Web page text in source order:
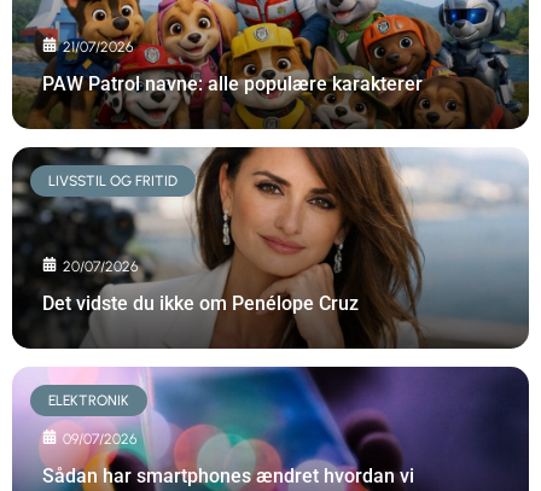
21/07/2026
PAW Patrol navne: alle populære karakterer
LIVSSTIL OG FRITID
20/07/2026
Det vidste du ikke om Penélope Cruz
ELEKTRONIK
09/07/2026
Sådan har smartphones ændret hvordan vi